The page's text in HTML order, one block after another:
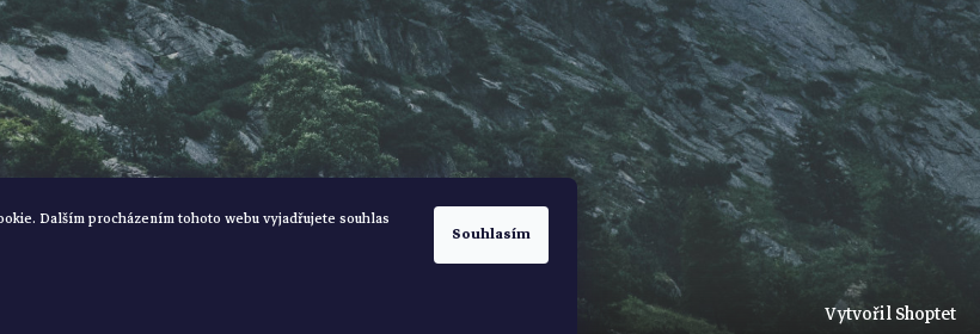
Dalším procházením tohoto webu vyjadřujete souhlas
Souhlasím
Vytvořil Shoptet